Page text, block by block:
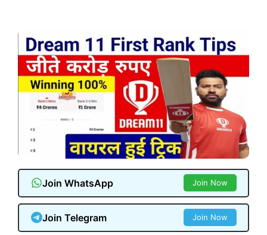
Join WhatsApp Join Now
Join Telegram Join Now